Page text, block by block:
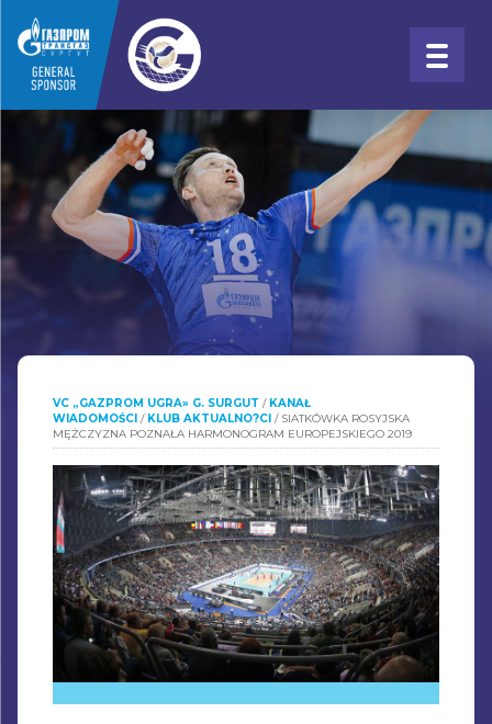
VC „GAZPROM UGRA» G. SURGUT / KANAŁ
WIADOMOŚCI / KLUB AKTUALNO?CI / SIATKÓWKA ROSYJSKA
MĘŻCZYZNA POZNAŁA HARMONOGRAM EUROPEJSKIEGO 2019